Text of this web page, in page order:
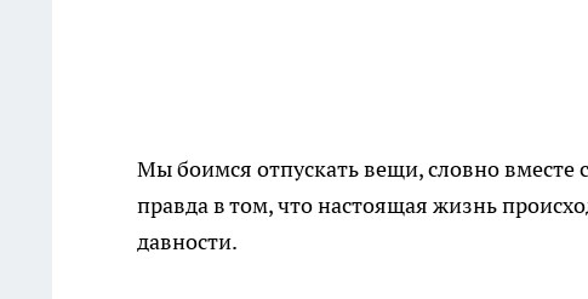
Мы боимся отпускать вещи, словно вместе
правда в том, что настоящая жизнь
давности.